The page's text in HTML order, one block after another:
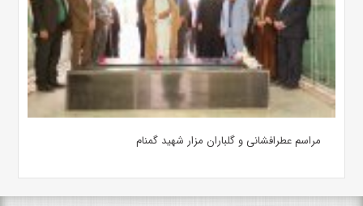
مراسم عطرافشانی و گلباران مزار شهید گمنام